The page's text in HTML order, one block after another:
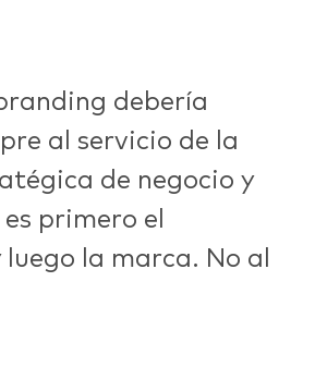
debería
al servicio de la
de negocio y
primero el
la marca. No al